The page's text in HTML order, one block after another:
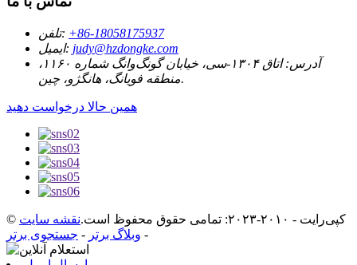
تلفن: ‎+86-18058175937‎
ایمیل: judy@hzdongke.com
آدرس:
اتاق ۱۳۰۴-سی، خیابان گونگ‌وانگ شماره ۱۱۶۰،
منطقه فویانگ، هانگژو، چین.
همین حالا درخواست دهید
© کپی‌رایت - ۲۰۱۰-۲۰۲۳: تمامی حقوق محفوظ است.
نقشه سایت
- وبلاگ برتر - جستجوی برتر